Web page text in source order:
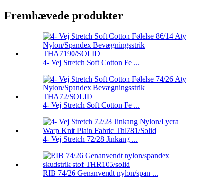
Fremhævede produkter
4- Vej Stretch Soft Cotton Fe ...
4- Vej Stretch Soft Cotton Fe ...
4- Vej Stretch 72/28 Jinkang ...
RIB 74/26 Genanvendt nylon/span ...